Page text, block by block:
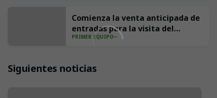
Comienza la venta anticipada de
entradas para la visita del
Villarreal CF a los Campos de
PRIMER EQUIPO
Siguientes noticias